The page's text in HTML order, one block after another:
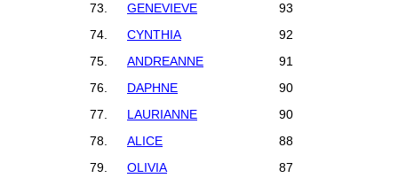
73.
GENEVIEVE
93
74.
CYNTHIA
92
75.
ANDREANNE
91
76.
DAPHNE
90
77.
LAURIANNE
90
78.
ALICE
88
79.
OLIVIA
87